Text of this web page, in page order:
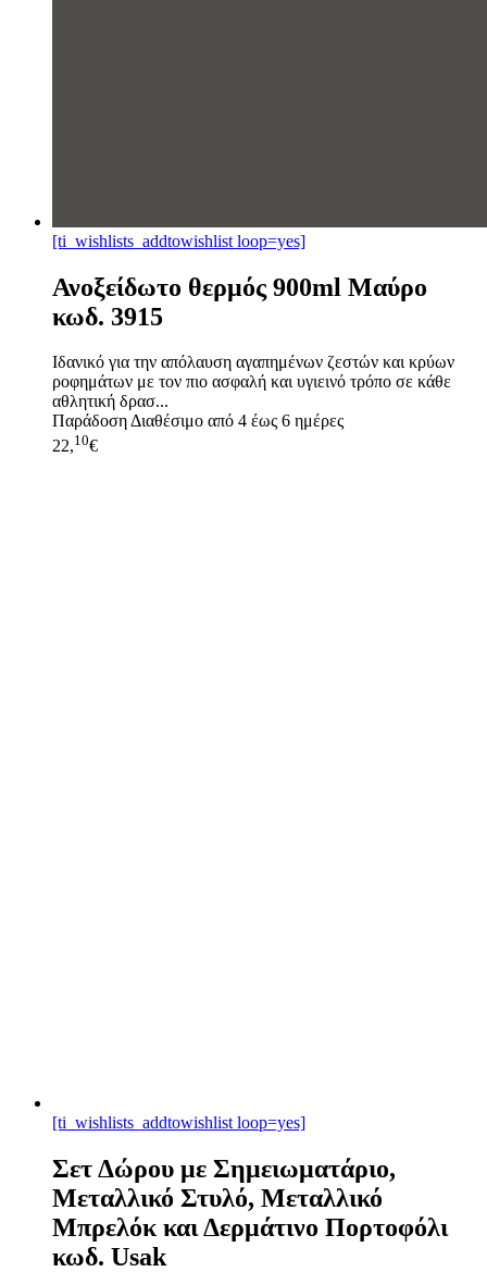
[ti_wishlists_addtowishlist loop=yes]
Ανοξείδωτο θερμός 900ml Μαύρο
κωδ. 3915
Ιδανικό για την απόλαυση αγαπημένων ζεστών και κρύων
ροφημάτων με τον πιο ασφαλή και υγιεινό τρόπο σε κάθε
αθλητική δρασ...
ΠαράδοσηΔιαθέσιμο από 4 έως 6 ημέρες
22,10€
[ti_wishlists_addtowishlist loop=yes]
Σετ Δώρου με Σημειωματάριο,
Μεταλλικό Στυλό, Μεταλλικό
Μπρελόκ και Δερμάτινο Πορτοφόλι
κωδ. Usak